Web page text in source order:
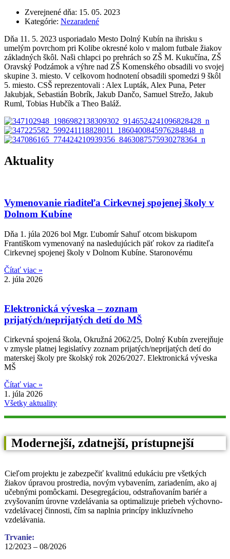
Zverejnené dňa: 15. 05. 2023
Kategórie: Nezaradené
Dňa 11. 5. 2023 usporiadalo Mesto Dolný Kubín na ihrisku s
umelým povrchom pri Kolibe okresné kolo v malom futbale žiakov
základných škôl. Naši chlapci po prehrách so ZŠ M. Kukučína, ZŠ
Oravský Podzámok a výhre nad ZŠ Komenského obsadili vo svojej
skupine 3. miesto. V celkovom hodnotení obsadili spomedzi 9 škôl
5. miesto. CSŠ reprezentovali : Alex Lupták, Alex Puna, Peter
Jakubjak, Sebastián Bobrík, Jakub Dančo, Samuel Strežo, Jakub
Ruml, Tobias Hubčík a Theo Baláž.
Aktuality
Vymenovanie riaditeľa Cirkevnej spojenej školy v
Dolnom Kubíne
Dňa 1. júla 2026 bol Mgr. Ľubomír Sahuľ otcom biskupom
Františkom vymenovaný na nasledujúcich päť rokov za riaditeľa
Cirkevnej spojenej školy v Dolnom Kubíne. Staronovému
Čítať viac »
2. júla 2026
Elektronická výveska – zoznam
prijatých/neprijatých detí do MŠ
Cirkevná spojená škola, Okružná 2062/25, Dolný Kubín zverejňuje
v zmysle platnej legislatívy zoznam prijatých/neprijatých detí do
materskej školy pre školský rok 2026/2027. Elektronická výveska
MŠ
Čítať viac »
1. júla 2026
Všetky aktuality
Modernejší, zdatnejší, prístupnejší
Cieľom projektu je zabezpečiť kvalitnú edukáciu pre všetkých
žiakov úpravou prostredia, novým vybavením, zariadením, ako aj
učebnými pomôckami. Desegregáciou, odstraňovaním bariér a
zvyšovaním úrovne vzdelávania sa optimalizuje priebeh výchovno-
vzdelávacej činnosti, čím sa naplnia princípy inkluzívneho
vzdelávania.
Trvanie:
12/2023 – 08/2026